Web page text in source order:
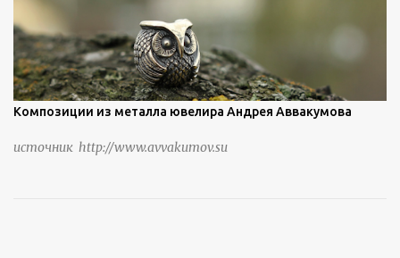
Композиции из металла ювелира Андрея Аввакумова
источник http://www.avvakumov.su